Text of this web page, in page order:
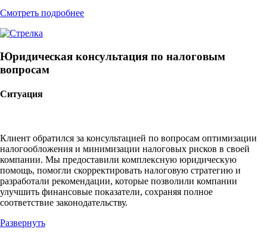
Смотреть подробнее
Юридическая консультация по налоговым
вопросам
Ситуация
Клиент обратился за консультацией по вопросам оптимизации
налогообложения и минимизации налоговых рисков в своей
компании. Мы предоставили комплексную юридическую
помощь, помогли скорректировать налоговую стратегию и
разработали рекомендации, которые позволили компании
улучшить финансовые показатели, сохраняя полное
соответствие законодательству.
Развернуть